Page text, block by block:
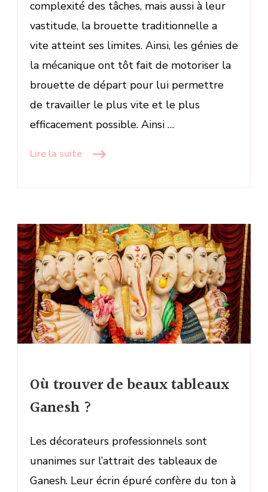
complexité des tâches, mais aussi à leur
vastitude, la brouette traditionnelle a
vite atteint ses limites. Ainsi, les génies de
la mécanique ont tôt fait de motoriser la
brouette de départ pour lui permettre
de travailler le plus vite et le plus
efficacement possible. Ainsi …
Lire la suite
Où trouver de beaux tableaux
Ganesh ?
Les décorateurs professionnels sont
unanimes sur l’attrait des tableaux de
Ganesh. Leur écrin épuré confère du ton à